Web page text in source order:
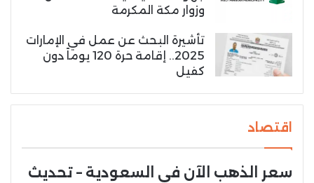
وزوار مكة المكرمة
تأشيرة البحث عن عمل في الإمارات
2025.. إقامة حرة 120 يوماً دون
كفيل
اقتصاد
سعر الذهب الآن في السعودية – تحديث